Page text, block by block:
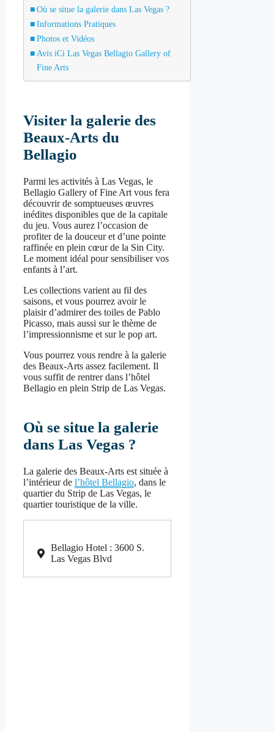
Où se situe la galerie dans Las Vegas ?
Informations Pratiques
Photos et Vidéos
Avis iCi Las Vegas Bellagio Gallery of
Fine Arts
Visiter la galerie des
Beaux-Arts du
Bellagio
Parmi les activités à Las Vegas, le
Bellagio Gallery of Fine Art vous fera
découvrir de somptueuses œuvres
inédites disponibles que de la capitale
du jeu. Vous aurez l’occasion de
profiter de la douceur et d’une pointe
raffinée en plein cœur de la Sin City.
Le moment idéal pour sensibiliser vos
enfants à l’art.
Les collections varient au fil des
saisons, et vous pourrez avoir le
plaisir d’admirer des toiles de Pablo
Picasso, mais aussi sur le thème de
l’impressionnisme et sur le pop art.
Vous pourrez vous rendre à la galerie
des Beaux-Arts assez facilement. Il
vous suffit de rentrer dans l’hôtel
Bellagio en plein Strip de Las Vegas.
Où se situe la galerie
dans Las Vegas ?
La galerie des Beaux-Arts est située à
l’intérieur de l’hôtel Bellagio, dans le
quartier du Strip de Las Vegas, le
quartier touristique de la ville.
Bellagio Hotel : 3600 S.
Las Vegas Blvd